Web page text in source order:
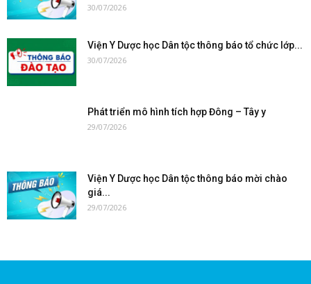
30/07/2026
Viện Y Dược học Dân tộc thông báo tổ chức lớp...
30/07/2026
Phát triển mô hình tích hợp Đông – Tây y
29/07/2026
Viện Y Dược học Dân tộc thông báo mời chào
giá...
29/07/2026